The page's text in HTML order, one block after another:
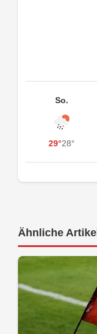
So.
29°28°
Ähnliche Artikel